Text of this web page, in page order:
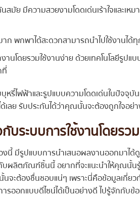
สมัย มีความสวยงามโดดเด่นเร้าใจและเ
ก พกพาได้สะดวกสามารถนำไปใช้งานไ
านโดยรวมใช้งานง่าย ด้วยเทคโนโลยีรูป
รี่ไฟฟ้าและรูปแบบความโดดเด่นในปัจจุบั
เลย รับประกันได้ว่าคุณนั้นจะต้องถูกใจอย่
กับระบบการใช้งานโดยร
งนี้ มีรูปแบบการนำเสนอผลงานออกมาได้
กับผลิตภัณฑ์ชิ้นนี้ อยากที่จะแนะนำให้คุณ
นจะต้องชื่นชอบแน่ๆ เพราะนี่คือข้อมูลเกี่
ารออกแบบดีไซน์ได้เป็นอย่างดี ไปรู้จักกับข้